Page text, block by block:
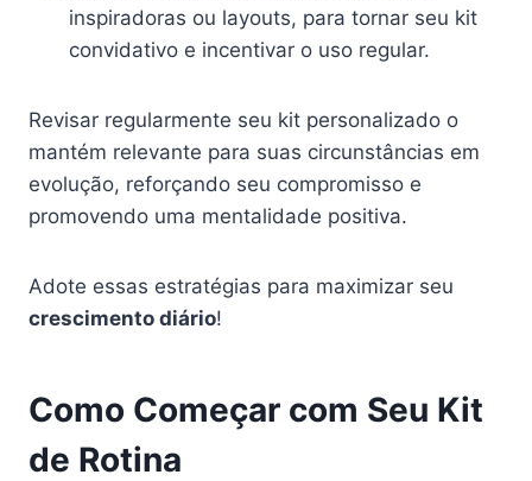
inspiradoras ou layouts, para tornar seu kit
convidativo e incentivar o uso regular.
Revisar regularmente seu kit personalizado o
mantém relevante para suas circunstâncias em
evolução, reforçando seu compromisso e
promovendo uma mentalidade positiva.
Adote essas estratégias para maximizar seu
crescimento diário!
Como Começar com Seu Kit
de Rotina